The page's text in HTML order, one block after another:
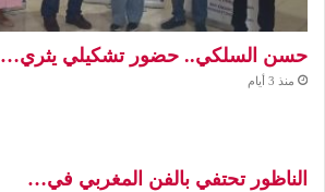
حسن السلكي.. حضور تشكيلي يثري…
منذ 3 أيام
الناظور تحتفي بالفن المغربي في…